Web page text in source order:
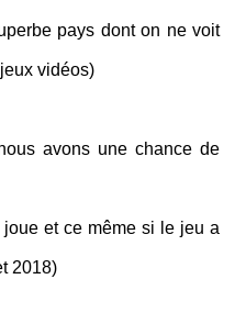
pays dont on ne voit
vidéos)
avons une chance de
et ce même si le jeu a
2018)